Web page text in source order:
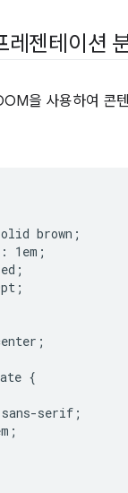
레젠테이션
을 사용하여 콘
brown;
1em;
{
serif;